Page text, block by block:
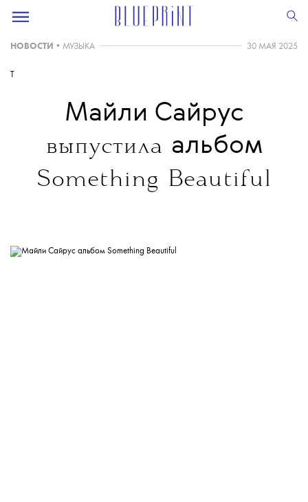
НОВОСТИ • МУЗЫКА 30 МАЯ 2025
T
Майли Сайрус
выпустила альбом
Something Beautiful